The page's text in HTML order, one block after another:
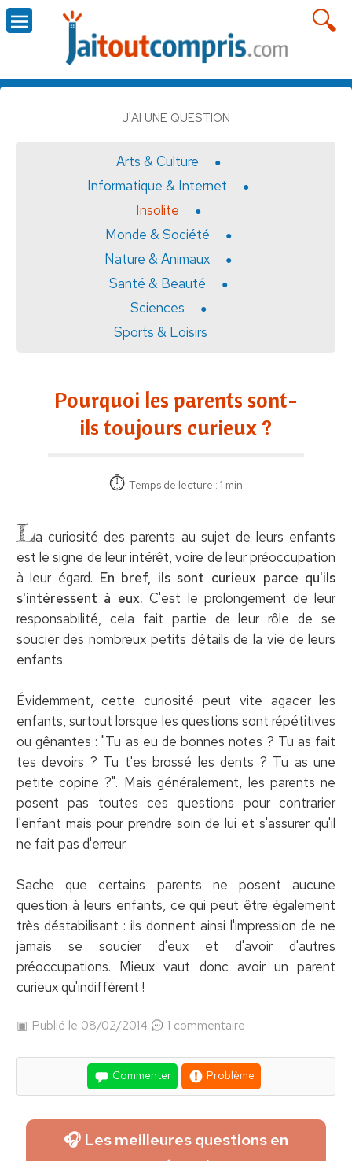
J'AI UNE QUESTION
Arts & Culture
Informatique & Internet
Insolite
Monde & Société
Nature & Animaux
Santé & Beauté
Sciences
Sports & Loisirs
Pourquoi les parents sont-
ils toujours curieux ?
Temps de lecture : 1 min
La curiosité des parents au sujet de leurs enfants
est le signe de leur intérêt, voire de leur préoccupation
à leur égard. En bref, ils sont curieux parce qu'ils
s'intéressent à eux. C'est le prolongement de leur
responsabilité, cela fait partie de leur rôle de se
soucier des nombreux petits détails de la vie de leurs
enfants.
Évidemment, cette curiosité peut vite agacer les
enfants, surtout lorsque les questions sont répétitives
ou gênantes : "Tu as eu de bonnes notes ? Tu as fait
tes devoirs ? Tu t'es brossé les dents ? Tu as une
petite copine ?". Mais généralement, les parents ne
posent pas toutes ces questions pour contrarier
l'enfant mais pour prendre soin de lui et s'assurer qu'il
ne fait pas d'erreur.
Sache que certains parents ne posent aucune
question à leurs enfants, ce qui peut être également
très déstabilisant : ils donnent ainsi l'impression de ne
jamais se soucier d'eux et d'avoir d'autres
préoccupations. Mieux vaut donc avoir un parent
curieux qu'indifférent !
Publié le 08/02/2014 1 commentaire
Commenter Problème
🎧 Les meilleures questions en